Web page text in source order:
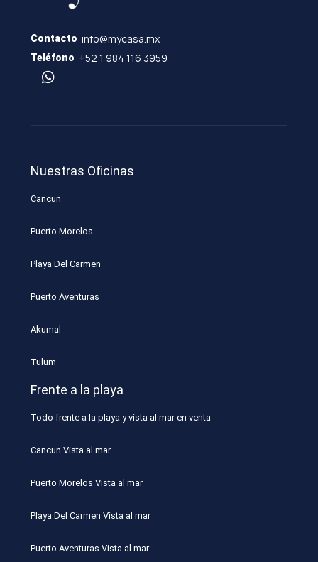
Contacto info@mycasa.mx
Teléfono +52 1 984 116 3959
Nuestras Oficinas
Cancun
Puerto Morelos
Playa Del Carmen
Puerto Aventuras
Akumal
Tulum
Frente a la playa
Todo frente a la playa y vista al mar en venta
Cancun Vista al mar
Puerto Morelos Vista al mar
Playa Del Carmen Vista al mar
Puerto Aventuras Vista al mar